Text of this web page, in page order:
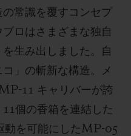
常識を覆すコンセプ
ブロはさまざまな独自
生み出しました。自
」の斬新な構造。メ
11 キャリバーが誇
11個の香箱を連結した
動を可能にしたMP-05